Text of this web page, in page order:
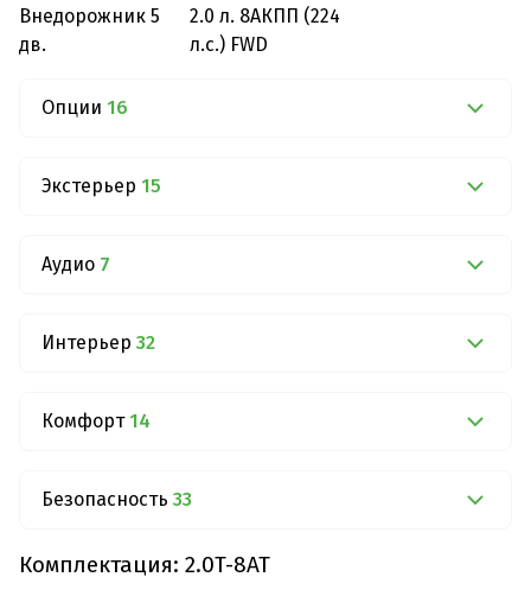
Внедорожник 5
дв.
2.0 л. 8АКПП (224
л.с.) FWD
Опции 16
Экстерьер 15
Аудио 7
Интерьер 32
Комфорт 14
Безопасность 33
Комплектация: 2.0T-8АТ